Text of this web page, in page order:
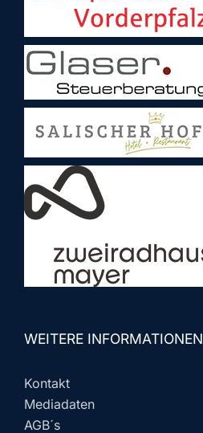
WEITERE INFORMATIONEN
Kontakt
Mediadaten
AGB´s